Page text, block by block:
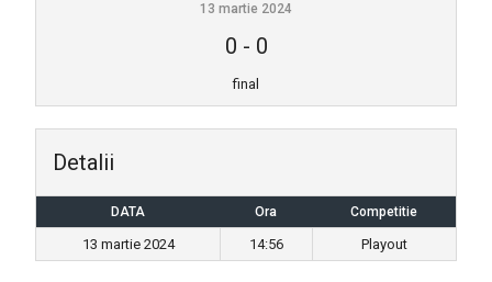
13 martie 2024
0 - 0
final
Detalii
DATA Ora Competitie
13 martie 2024 14:56 Playout